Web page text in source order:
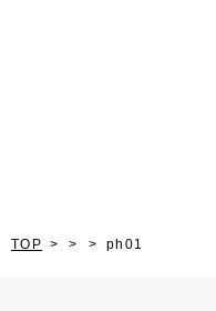
TOP ph01